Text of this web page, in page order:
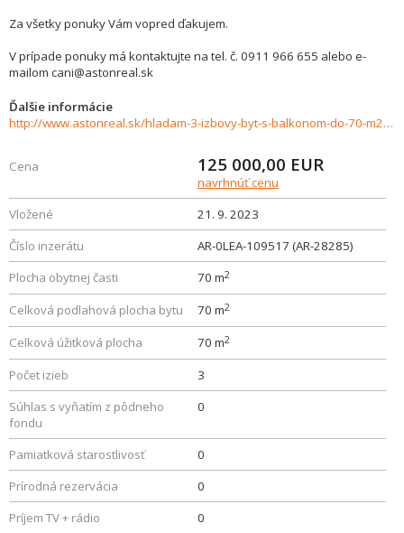
Za všetky ponuky Vám vopred ďakujem.
V prípade ponuky má kontaktujte na tel. č. 0911 966 655 alebo e-
mailom cani@astonreal.sk
Ďalšie informácie
http://www.astonreal.sk/hladam-3-izbovy-byt-s-balkonom-do-70-m2-do-125-000-vrutky-762525
Cena 125 000,00 EUR
navrhnúť cenu
Vložené
21. 9. 2023
Číslo inzerátu
AR-0LEA-109517 (AR-28285)
Plocha obytnej časti
70 m2
Celková podlahová plocha bytu 70 m2
Celková úžitková plocha 70 m2
Počet izieb
3
Súhlas s vyňatím z pôdneho
fondu
0
Pamiatková starostlivosť
0
Prírodná rezervácia
0
Príjem TV + rádio
0